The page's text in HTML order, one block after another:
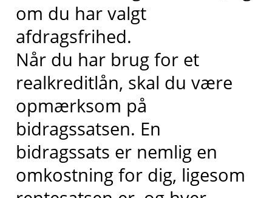
om du har valgt
afdragsfrihed.
Når du har brug for et
realkreditlån, skal du være
opmærksom på
bidragssatsen. En
bidragssats er nemlig en
omkostning for dig, ligesom